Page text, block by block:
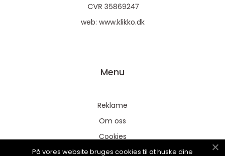
web: www.klikko.dk
Menu
Reklame
Om oss
Cookies
Kontakt Oss
På vores website bruges cookies til at huske dine